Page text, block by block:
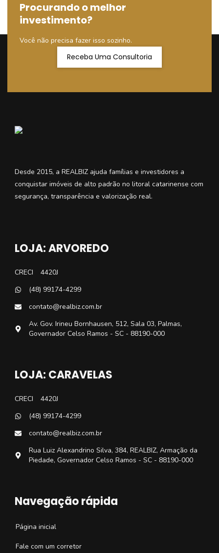
Procurando o melhor
investimento?
Você não precisa fazer isso sozinho.
Receba Uma Consultoria
Desde 2015, a REALBIZ ajuda famílias e investidores a
conquistar imóveis de alto padrão no litoral catarinense com
segurança, transparência e valorização real.
LOJA: ARVOREDO
CRECI
4420J
(48) 99174-4299
contato@realbiz.com.br
Av. Gov. Irineu Bornhausen, 512, Sala 03, Palmas,
Governador Celso Ramos - SC - 88190-000
LOJA: CARAVELAS
CRECI
4420J
(48) 99174-4299
contato@realbiz.com.br
Rua Luiz Alexandrino Silva, 384, REALBIZ, Armação da
Piedade, Governador Celso Ramos - SC - 88190-000
Navegação rápida
Página inicial
Fale com um corretor